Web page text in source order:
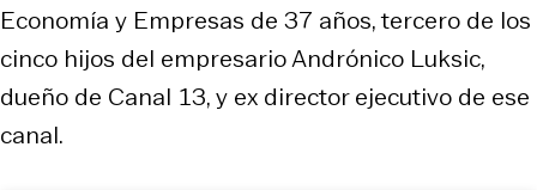
Economía y Empresas de 37 años, tercero de los
cinco hijos del empresario Andrónico Luksic,
dueño de Canal 13, y ex director ejecutivo de ese
canal.